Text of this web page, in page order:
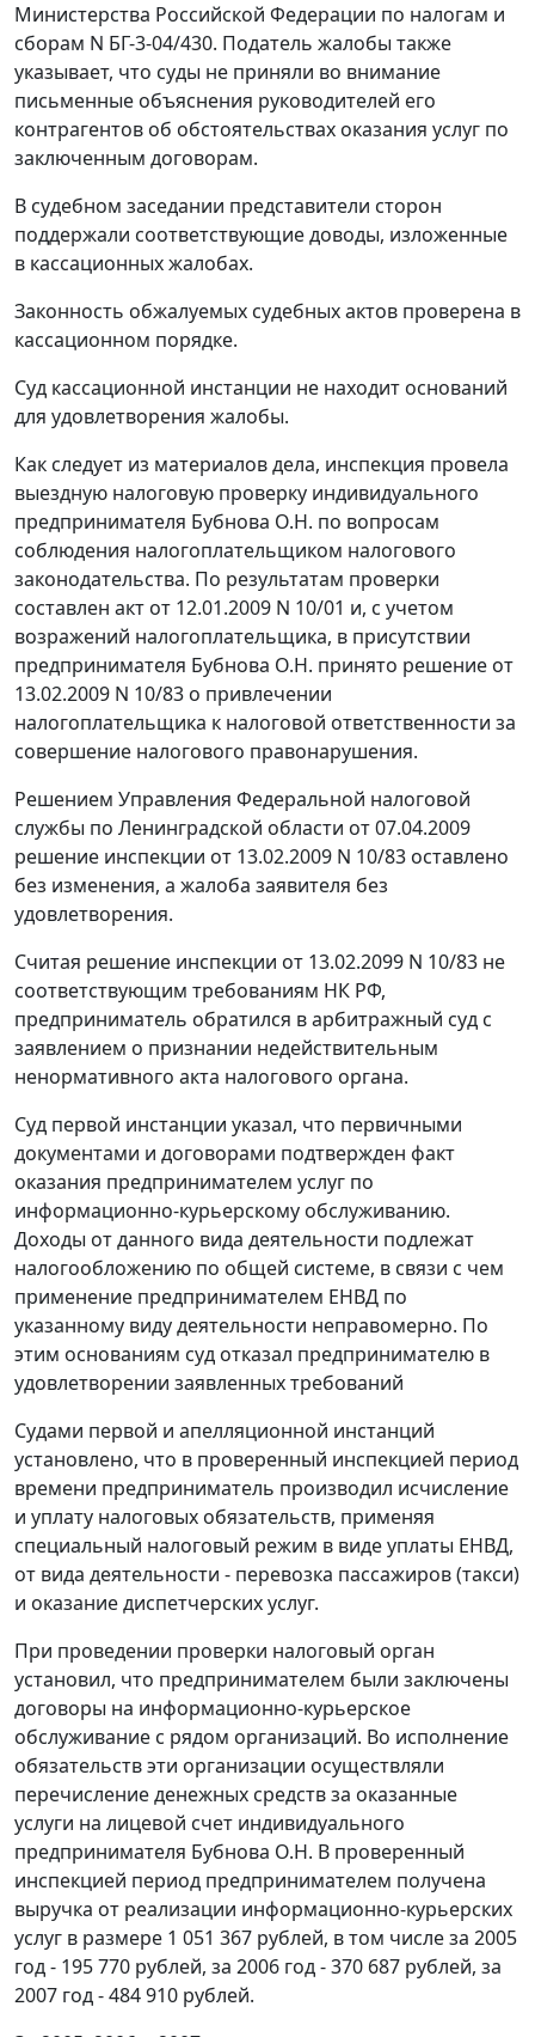
Министерства Российской Федерации по налогам и
сборам N БГ-3-04/430. Податель жалобы также
указывает, что суды не приняли во внимание
письменные объяснения руководителей его
контрагентов об обстоятельствах оказания услуг по
заключенным договорам.
В судебном заседании представители сторон
поддержали соответствующие доводы, изложенные
в кассационных жалобах.
Законность обжалуемых судебных актов проверена в
кассационном порядке.
Суд кассационной инстанции не находит оснований
для удовлетворения жалобы.
Как следует из материалов дела, инспекция провела
выездную налоговую проверку индивидуального
предпринимателя Бубнова О.Н. по вопросам
соблюдения налогоплательщиком налогового
законодательства. По результатам проверки
составлен акт от 12.01.2009 N 10/01 и, с учетом
возражений налогоплательщика, в присутствии
предпринимателя Бубнова О.Н. принято решение от
13.02.2009 N 10/83 о привлечении
налогоплательщика к налоговой ответственности за
совершение налогового правонарушения.
Решением Управления Федеральной налоговой
службы по Ленинградской области от 07.04.2009
решение инспекции от 13.02.2009 N 10/83 оставлено
без изменения, а жалоба заявителя без
удовлетворения.
Считая решение инспекции от 13.02.2099 N 10/83 не
соответствующим требованиям НК РФ,
предприниматель обратился в арбитражный суд с
заявлением о признании недействительным
ненормативного акта налогового органа.
Суд первой инстанции указал, что первичными
документами и договорами подтвержден факт
оказания предпринимателем услуг по
информационно-курьерскому обслуживанию.
Доходы от данного вида деятельности подлежат
налогообложению по общей системе, в связи с чем
применение предпринимателем ЕНВД по
указанному виду деятельности неправомерно. По
этим основаниям суд отказал предпринимателю в
удовлетворении заявленных требований
Судами первой и апелляционной инстанций
установлено, что в проверенный инспекцией период
времени предприниматель производил исчисление
и уплату налоговых обязательств, применяя
специальный налоговый режим в виде уплаты ЕНВД,
от вида деятельности - перевозка пассажиров (такси)
и оказание диспетчерских услуг.
При проведении проверки налоговый орган
установил, что предпринимателем были заключены
договоры на информационно-курьерское
обслуживание с рядом организаций. Во исполнение
обязательств эти организации осуществляли
перечисление денежных средств за оказанные
услуги на лицевой счет индивидуального
предпринимателя Бубнова О.Н. В проверенный
инспекцией период предпринимателем получена
выручка от реализации информационно-курьерских
услуг в размере 1 051 367 рублей, в том числе за 2005
год - 195 770 рублей, за 2006 год - 370 687 рублей, за
2007 год - 484 910 рублей.